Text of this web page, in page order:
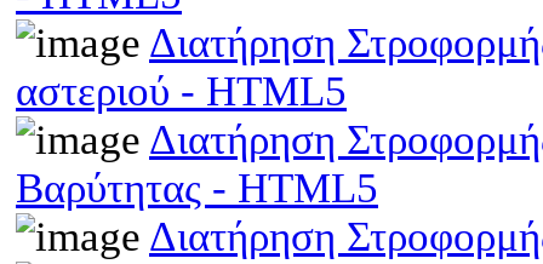
Διατήρηση
αστεριού - HTML5
Διατήρηση
Βαρύτητας - HTML5
Διατήρηση